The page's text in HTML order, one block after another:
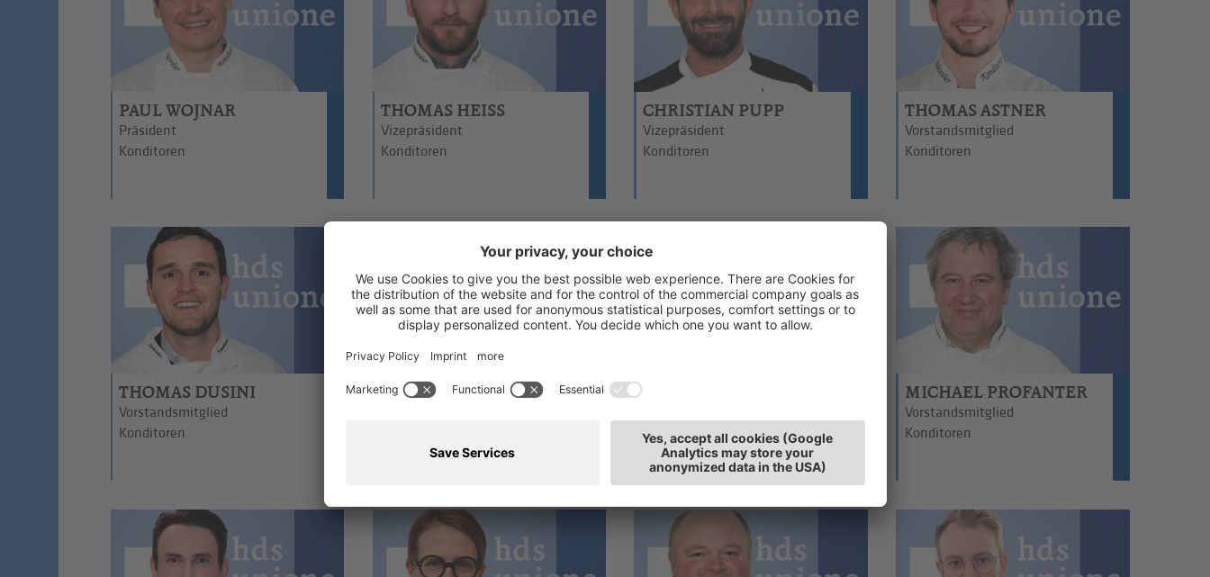
PAUL WOJNAR
Präsident
Konditoren
THOMAS HEISS
Vizepräsident
Konditoren
CHRISTIAN PUPP
Vizepräsident
Konditoren
THOMAS ASTNER
Vorstandsmitglied
Konditoren
THOMAS DUSINI
Vorstandsmitglied
Konditoren
HARALD PRANTL
Konditoren
MICHAEL PROFANTER
Vorstandsmitglied
Konditoren